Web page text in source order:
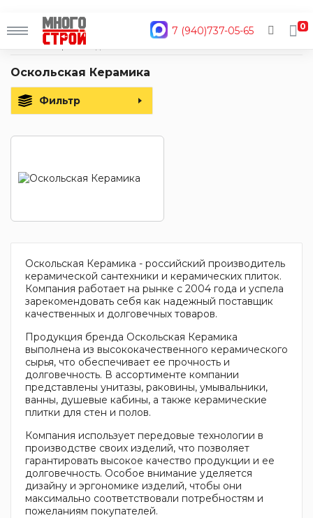
7 (940)737-05-65
0
Главная
Оскольская Керамика
Фильтр
Оскольская Керамика - российский производитель
керамической сантехники и керамических плиток.
Компания работает на рынке с 2004 года и успела
зарекомендовать себя как надежный поставщик
качественных и долговечных товаров.
Продукция бренда Оскольская Керамика
выполнена из высококачественного керамического
сырья, что обеспечивает ее прочность и
долговечность. В ассортименте компании
представлены унитазы, раковины, умывальники,
ванны, душевые кабины, а также керамические
плитки для стен и полов.
Компания использует передовые технологии в
производстве своих изделий, что позволяет
гарантировать высокое качество продукции и ее
долговечность. Особое внимание уделяется
дизайну и эргономике изделий, чтобы они
максимально соответствовали потребностям и
пожеланиям покупателей.